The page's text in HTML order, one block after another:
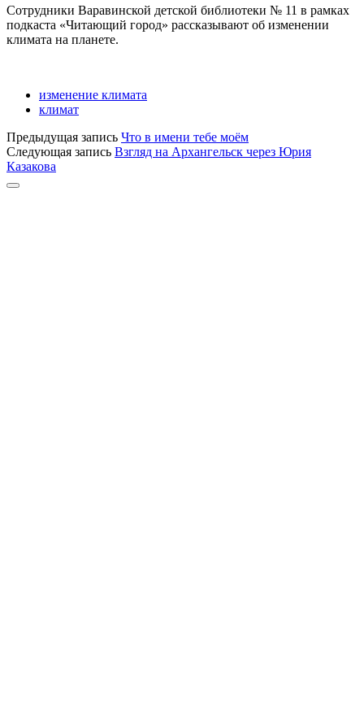
Сотрудники Варавинской детской библиотеки № 11 в рамках
подкаста «Читающий город» рассказывают об изменении
климата на планете.
изменение климата
климат
Предыдущая запись Что в имени тебе моём
Следующая запись Взгляд на Архангельск через Юрия
Казакова
Прокрутка